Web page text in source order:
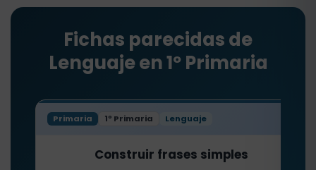
Fichas parecidas de
Lenguaje en 1º Primaria
Primaria 1º Primaria Lenguaje
Construir frases simples